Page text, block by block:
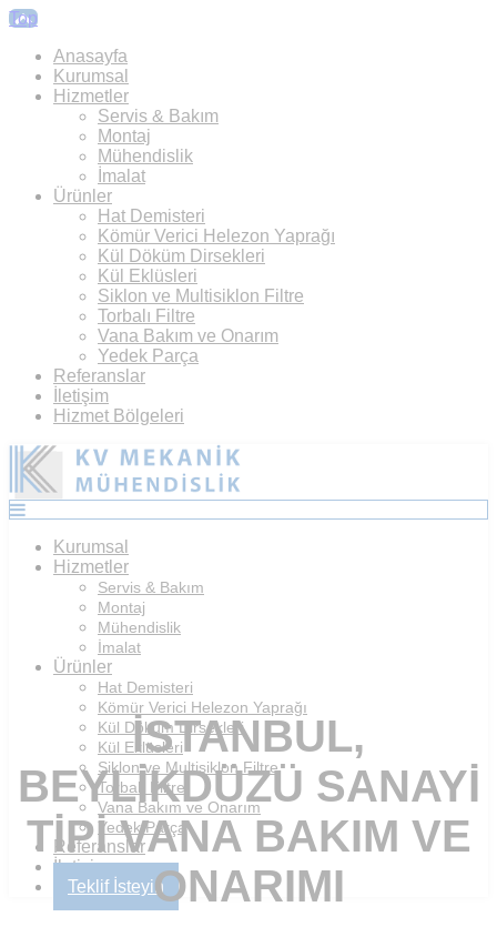
Top
Anasayfa
Kurumsal
Hizmetler
Servis & Bakım
Montaj
Mühendislik
İmalat
Ürünler
Hat Demisteri
Kömür Verici Helezon Yaprağı
Kül Döküm Dirsekleri
Kül Eklüsleri
Siklon ve Multisiklon Filtre
Torbalı Filtre
Vana Bakım ve Onarım
Yedek Parça
Referanslar
İletişim
Hizmet Bölgeleri
Kurumsal
Hizmetler
Servis & Bakım
Montaj
Mühendislik
İmalat
Ürünler
Hat Demisteri
Kömür Verici Helezon Yaprağı
Kül Döküm Dirsekleri
Kül Eklüsleri
Siklon ve Multisiklon Filtre
Torbalı Filtre
Vana Bakım ve Onarım
Yedek Parça
Referanslar
İletişim
Teklif İsteyin
İSTANBUL,
BEYLIKDÜZÜ SANAYI
TIPI VANA BAKIM VE
ONARIMI